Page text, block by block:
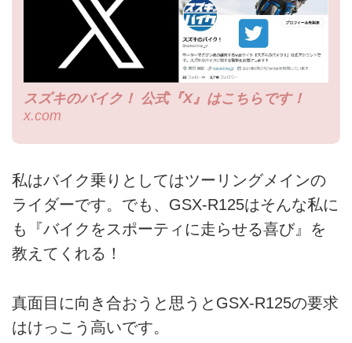
スズキのバイク！ 公式『X』はこちらです！
x.com
私はバイク乗りとしてはツーリングメインの
ライダーです。でも、GSX-R125はそんな私に
も『バイクをスポーティに走らせる喜び』を
教えてくれる！
真面目に向き合おうと思うとGSX-R125の要求
はけっこう高いです。